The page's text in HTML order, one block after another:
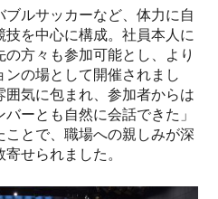
ルサッカーなど、体力に自
を中心に構成。社員本人に
方々も参加可能とし、より
の場として開催されまし
気に包まれ、参加者からは
ーとも自然に会話できた」
ことで、職場への親しみが深
せられました。